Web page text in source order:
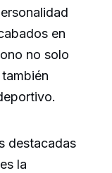
en
no solo
destacadas
es la